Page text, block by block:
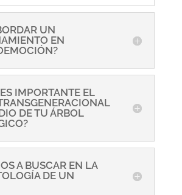
UN
EN
IMPORTANTE EL
DE TU ÁRBOL
A BUSCAR EN LA
DE UN